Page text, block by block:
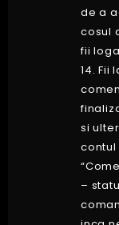
de a
cosul
fii
14. Fii
si
contul
–